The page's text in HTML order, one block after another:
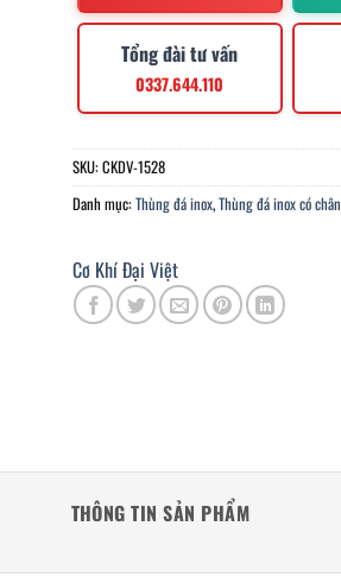
Tổng đài tư vấn
0337.644.110
SKU:CKDV-1528
Danh mục:Thùng đá inox,Thùng đá inox có chân
Cơ Khí Đại Việt
THÔNG TIN SẢN PHẨM